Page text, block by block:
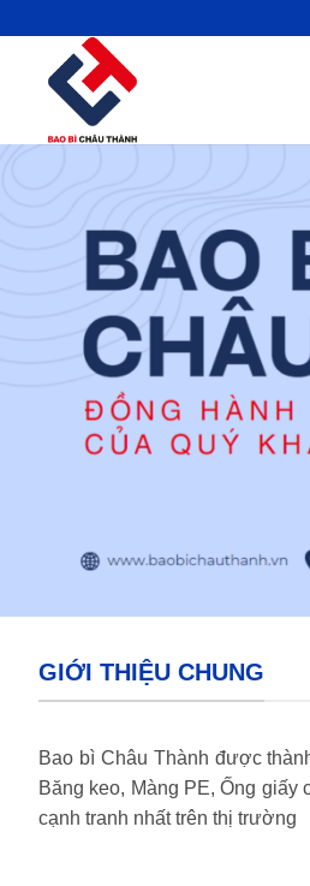
GIỚI THIỆU CHUNG
Bao bì Châu Thành được
Băng keo, Màng PE, Ống
cạnh tranh nhất trên thị trường